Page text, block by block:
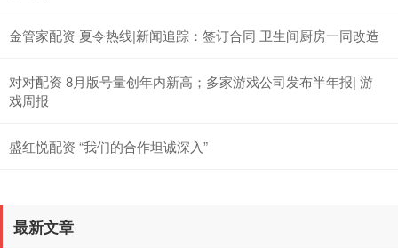
金管家配资 夏令热线|新闻追踪：签订合同 卫生间厨房一同改造
对对配资 8月版号量创年内新高；多家游戏公司发布半年报| 游
戏周报
盛红悦配资 “我们的合作坦诚深入”
最新文章